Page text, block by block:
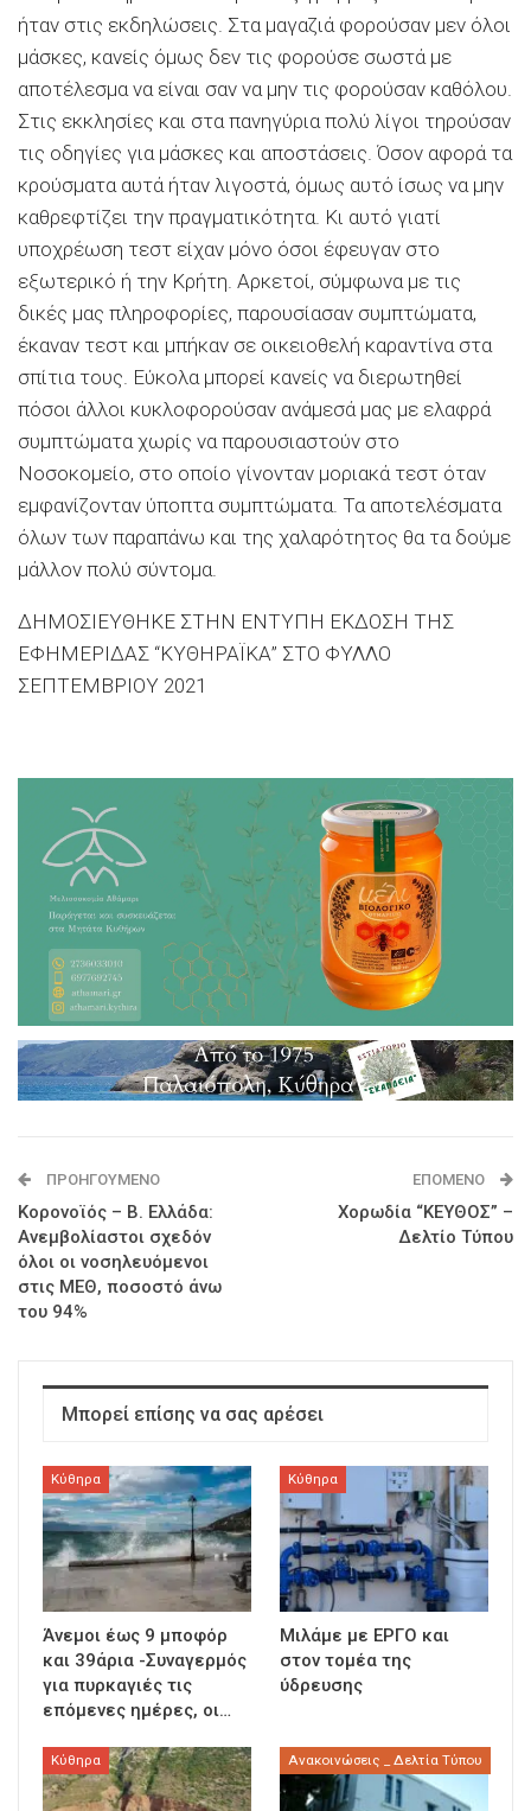
ήταν στις εκδηλώσεις. Στα μαγαζιά φορούσαν μεν όλοι
μάσκες, κανείς όμως δεν τις φορούσε σωστά με
αποτέλεσμα να είναι σαν να μην τις φορούσαν καθόλου.
Στις εκκλησίες και στα πανηγύρια πολύ λίγοι τηρούσαν
τις οδηγίες για μάσκες και αποστάσεις. Όσον αφορά τα
κρούσματα αυτά ήταν λιγοστά, όμως αυτό ίσως να μην
καθρεφτίζει την πραγματικότητα. Κι αυτό γιατί
υποχρέωση τεστ είχαν μόνο όσοι έφευγαν στο
εξωτερικό ή την Κρήτη. Αρκετοί, σύμφωνα με τις
δικές μας πληροφορίες, παρουσίασαν συμπτώματα,
έκαναν τεστ και μπήκαν σε οικειοθελή καραντίνα στα
σπίτια τους. Εύκολα μπορεί κανείς να διερωτηθεί
πόσοι άλλοι κυκλοφορούσαν ανάμεσά μας με ελαφρά
συμπτώματα χωρίς να παρουσιαστούν στο
Νοσοκομείο, στο οποίο γίνονταν μοριακά τεστ όταν
εμφανίζονταν ύποπτα συμπτώματα. Τα αποτελέσματα
όλων των παραπάνω και της χαλαρότητος θα τα δούμε
μάλλον πολύ σύντομα.
ΔΗΜΟΣΙΕΥΘΗΚΕ ΣΤΗΝ ΕΝΤΥΠΗ ΕΚΔΟΣΗ ΤΗΣ
ΕΦΗΜΕΡΙΔΑΣ “ΚΥΘΗΡΑΪΚΑ” ΣΤΟ ΦΥΛΛΟ
ΣΕΠΤΕΜΒΡΙΟΥ 2021
ΠΡΟΗΓΟΎΜΕΝΟ
Κορονοϊός – Β. Ελλάδα:
Ανεμβολίαστοι σχεδόν
όλοι οι νοσηλευόμενοι
στις ΜΕΘ, ποσοστό άνω
του 94%
ΕΠΌΜΕΝΟ
Χορωδία “ΚΕΥΘΟΣ” –
Δελτίο Τύπου
Μπορεί επίσης να σας αρέσει
Κύθηρα
Άνεμοι έως 9 μποφόρ
και 39άρια -Συναγερμός
για πυρκαγιές τις
επόμενες ημέρες, οι…
Κύθηρα
Μιλάμε με ΕΡΓΟ και
στον τομέα της
ύδρευσης
Κύθηρα Ανακοινώσεις _ Δελτία Τύπου